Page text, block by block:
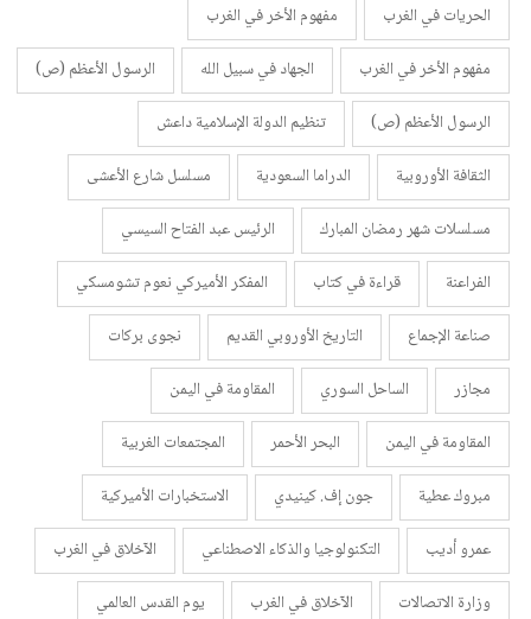
الحريات في الغرب
مفهوم الأخر في الغرب
مفهوم الأخر في الغرب
الجهاد في سبيل الله
الرسول الأعظم (ص)
الرسول الأعظم (ص)
تنظيم الدولة الإسلامية داعش
الثقافة الأوروبية
الدراما السعودية
مسلسل شارع الأعشى
مسلسلات شهر رمضان المبارك
الرئيس عبد الفتاح السيسي
الفراعنة
قراءة في كتاب
المفكر الأميركي نعوم تشومسكي
صناعة الإجماع
التاريخ الأوروبي القديم
نجوى بركات
مجازر
الساحل السوري
المقاومة في اليمن
المقاومة في اليمن
البحر الأحمر
المجتمعات الغربية
مبروك عطية
جون إف. كينيدي
الاستخبارات الأميركية
عمرو أديب
التكنولوجيا والذكاء الاصطناعي
الآخلاق في الغرب
وزارة الاتصالات
الآخلاق في الغرب
يوم القدس العالمي